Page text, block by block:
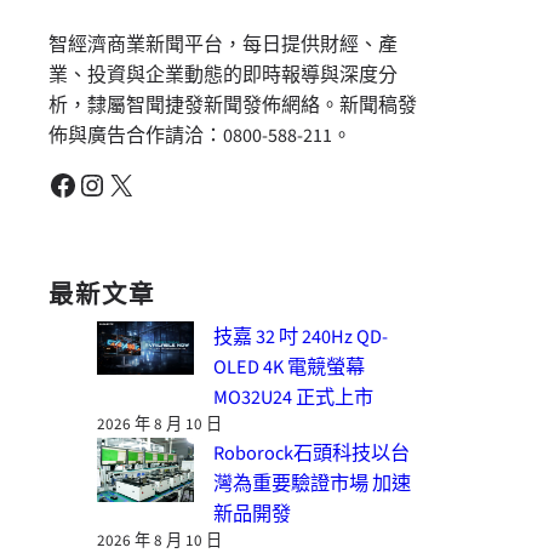
智經濟商業新聞平台，每日提供財經、產
業、投資與企業動態的即時報導與深度分
析，隸屬智聞捷發新聞發佈網絡。新聞稿發
佈與廣告合作請洽：0800-588-211。
Facebook Instagram X
最新文章
技嘉 32 吋 240Hz QD-
OLED 4K 電競螢幕
MO32U24 正式上市
2026 年 8 月 10 日
Roborock石頭科技以台
灣為重要驗證市場 加速
新品開發
2026 年 8 月 10 日